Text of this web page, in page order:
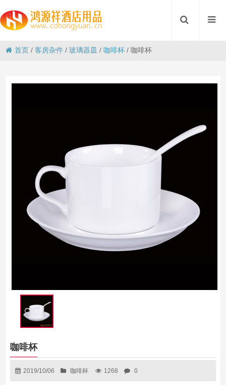
首页 /客房杂件 /玻璃器皿 /咖啡杯 /咖啡杯
咖啡杯
2019/10/06 咖啡杯 1268 0